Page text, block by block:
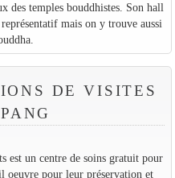
des temples bouddhistes. Son hall
mais on y trouve aussi
DE VISITES
est un centre de soins gratuit pour
oeuvre pour leur préservation et